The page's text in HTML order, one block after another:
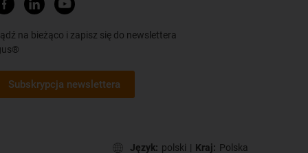
na bieżąco i zapisz się do newslettera
Subskrypcja newslettera
Język: polski | Kraj: Polska